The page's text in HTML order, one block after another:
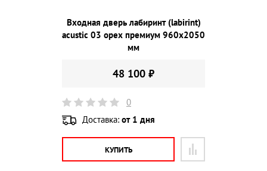
Входная дверь лабиринт (labirint)
acustic 03 орех премиум 960х2050
мм
48 100 ₽
0
Доставка: от 1 дня
КУПИТЬ